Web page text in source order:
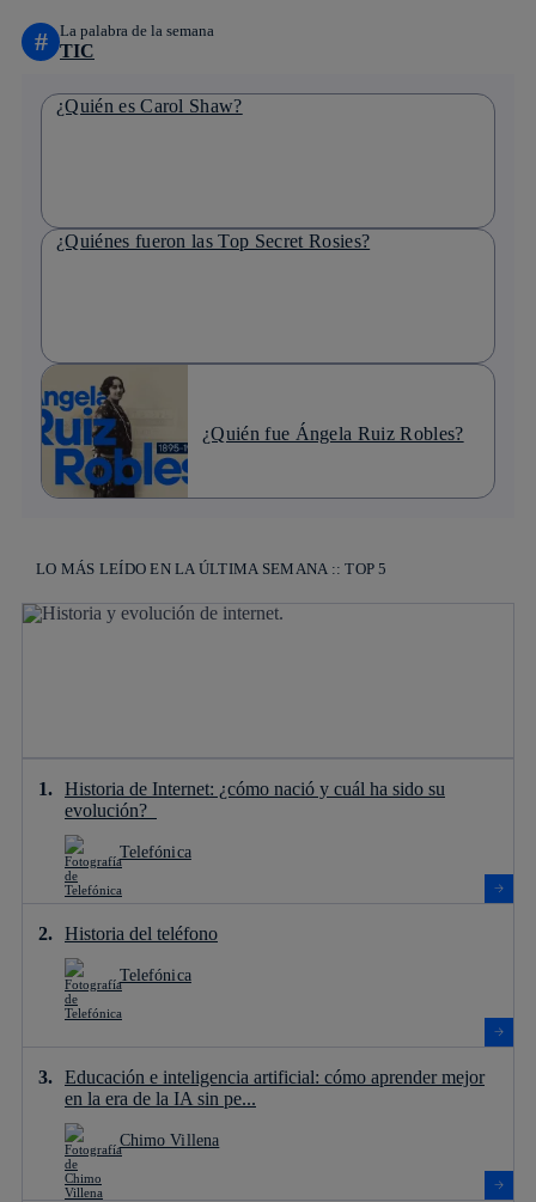
# La palabra de la semana
TIC
¿Quién es Carol Shaw?
¿Quiénes fueron las Top Secret Rosies?
¿Quién fue Ángela Ruiz Robles?
LO MÁS LEÍDO EN LA ÚLTIMA SEMANA :: TOP 5
Historia de Internet: ¿cómo nació y cuál ha sido su
evolución?
Telefónica
Historia del teléfono
Telefónica
Educación e inteligencia artificial: cómo aprender mejor
en la era de la IA sin pe...
Chimo Villena